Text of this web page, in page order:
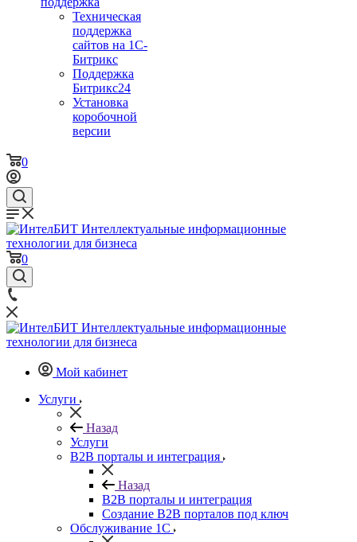
Техническая
поддержка
сайтов на 1С-
Битрикс
Поддержка
Битрикс24
Установка
коробочной
версии
0
0
Мой кабинет
Услуги
Назад
Услуги
B2B порталы и интеграция
Назад
B2B порталы и интеграция
Создание B2B порталов под ключ
Обслуживание 1С